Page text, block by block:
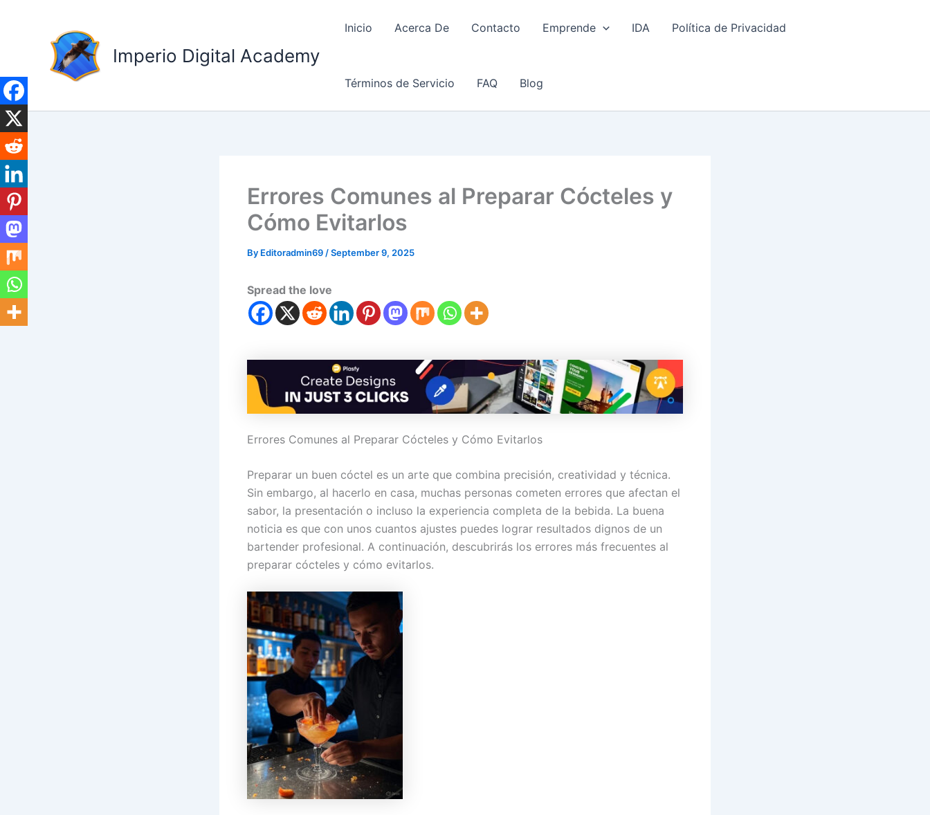
Imperio Digital Academy
Inicio Acerca De Contacto Emprende IDA Política de Privacidad
Términos de Servicio FAQ Blog
Errores Comunes al Preparar Cócteles y
Cómo Evitarlos
By Editoradmin69 /September 9, 2025
Spread the love
Errores Comunes al Preparar Cócteles y Cómo Evitarlos
Preparar un buen cóctel es un arte que combina precisión, creatividad y técnica.
Sin embargo, al hacerlo en casa, muchas personas cometen errores que afectan el
sabor, la presentación o incluso la experiencia completa de la bebida. La buena
noticia es que con unos cuantos ajustes puedes lograr resultados dignos de un
bartender profesional. A continuación, descubrirás los errores más frecuentes al
preparar cócteles y cómo evitarlos.